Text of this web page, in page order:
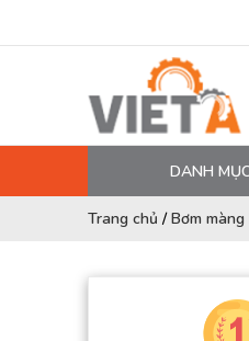
DANH
MÁY NÉN KHÍ
DẦU MÁY NÉN KHÍ
Trang chủ /Bơm